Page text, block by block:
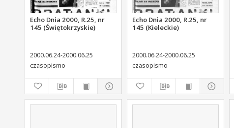
Echo Dnia 2000, R.25, nr
145 (Świętokrzyskie)
2000.06.24-2000.06.25
czasopismo
Echo Dnia 2000, R.25, nr
145 (Kieleckie)
2000.06.24-2000.06.25
czasopismo